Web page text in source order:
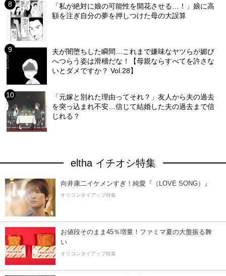
「私が絶対に娘の可能性を開花させる…！」娘に高
額を注ぎ自分の夢を押しつけた母の大誤算
夫が闇堕ちした瞬間…これまで嫌味なヤツらが媚び
へつらう姿は滑稽だな！【母親ならすべてを許さな
いとダメですか？ Vol.28】
「元嫁と別れた理由ってそれ？」友人から夫の過去
を突っ込まれ不安…信じて結婚した夫の過去まで信
じれる？
eltha イチオシ特集
向井康二イケメンすぎ！純愛『（LOVE SONG）』
オリコンタイアップ特集
お値段そのまま45％増量！ファミマ夏の大盤振る舞
い
オリコンタイアップ特集